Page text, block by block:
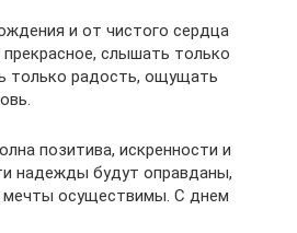
и от чистого сердца
слышать только
только радость, ощущать
позитива, искренности и
надежды будут оправданы,
мечты осуществимы. С днем